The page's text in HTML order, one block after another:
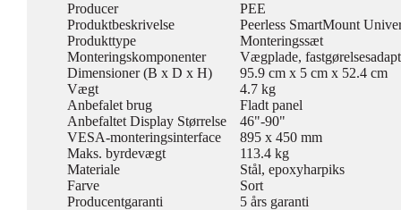
Producer
PEE
Produktbeskrivelse
Peerless SmartMount
Produkttype
Monteringssæt
Monteringskomponenter
Vægplade,
Dimensioner (B x D x H)
95.9 cm x 5 cm x 52.4 cm
Vægt
4.7 kg
Anbefalet brug
Fladt panel
Anbefaltet Display Størrelse
46"-90"
VESA-monteringsinterface
895 x 450 mm
Maks. byrdevægt
113.4 kg
Materiale
Stål, epoxyharpiks
Farve
Sort
Producentgaranti
5 års garanti